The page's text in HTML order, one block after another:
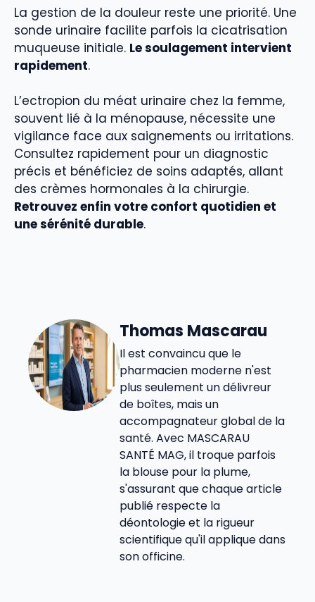
La gestion de la douleur reste une priorité. Une
sonde urinaire facilite parfois la cicatrisation
muqueuse initiale. Le soulagement intervient
rapidement.
L’ectropion du méat urinaire chez la femme,
souvent lié à la ménopause, nécessite une
vigilance face aux saignements ou irritations.
Consultez rapidement pour un diagnostic
précis et bénéficiez de soins adaptés, allant
des crèmes hormonales à la chirurgie.
Retrouvez enfin votre confort quotidien et
une sérénité durable.
Thomas Mascarau
Il est convaincu que le
pharmacien moderne n'est
plus seulement un délivreur
de boîtes, mais un
accompagnateur global de la
santé. Avec MASCARAU
SANTÉ MAG, il troque parfois
la blouse pour la plume,
s'assurant que chaque article
publié respecte la
déontologie et la rigueur
scientifique qu'il applique dans
son officine.